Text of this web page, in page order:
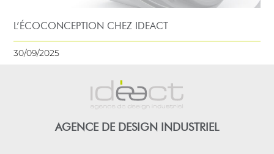
L’ÉCOCONCEPTION CHEZ IDEACT
30/09/2025
AGENCE DE DESIGN INDUSTRIEL